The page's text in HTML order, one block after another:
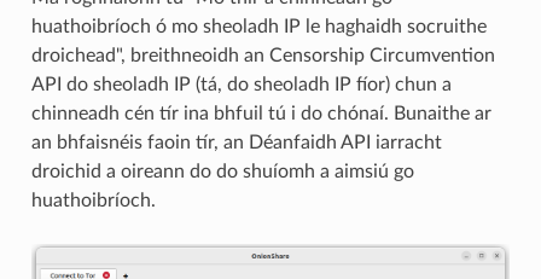
huathoibríoch ó mo sheoladh IP le haghaidh socruithe
droichead", breithneoidh an Censorship Circumvention
API do sheoladh IP (tá, do sheoladh IP fíor) chun a
chinneadh cén tír ina bhfuil tú i do chónaí. Bunaithe ar
an bhfaisnéis faoin tír, an Déanfaidh API iarracht
droichid a oireann do do shuíomh a aimsiú go
huathoibríoch.